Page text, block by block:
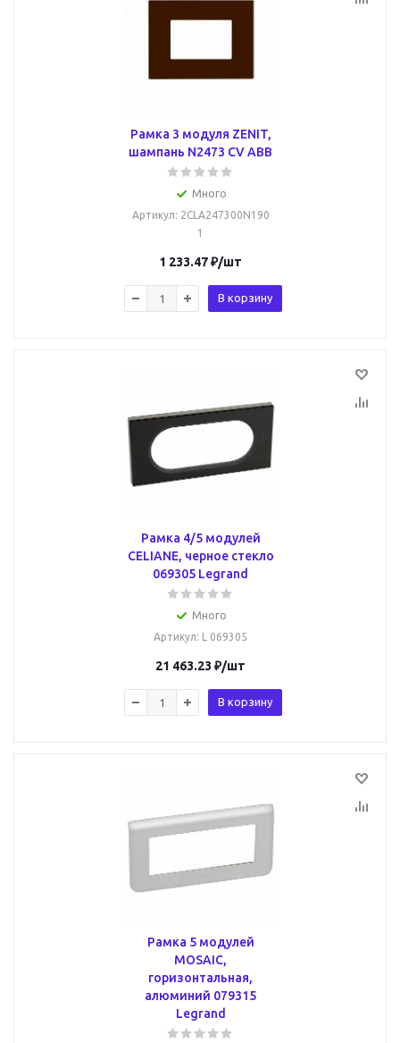
Рамка 3 модуля ZENIT,
шампань N2473 CV ABB
Много
Артикул: 2CLA247300N190
1
1 233.47₽/шт
В корзину
Рамка 4/5 модулей
CELIANE, черное стекло
069305 Legrand
Много
Артикул: L 069305
21 463.23 ₽/шт
В корзину
Рамка 5 модулей
MOSAIC,
горизонтальная,
алюминий 079315
Legrand